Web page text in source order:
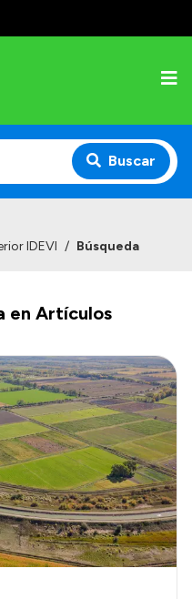
Buscar
IDEVI / Búsqueda
en Artículos